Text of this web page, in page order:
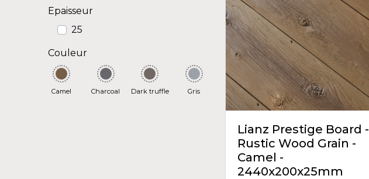
Epaisseur
25
Couleur
Camel Charcoal Dark truffle Gris
Lianz Prestige Board -
Rustic Wood Grain -
Camel -
2440x200x25mm